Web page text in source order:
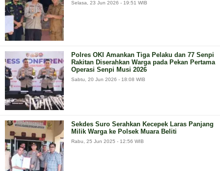
Selasa, 23 Jun 2026 - 19:51 WIB
Polres OKI Amankan Tiga Pelaku dan 77 Senpi
Rakitan Diserahkan Warga pada Pekan Pertama
Operasi Senpi Musi 2026
Sabtu, 20 Jun 2026 - 18:08 WIB
Sekdes Suro Serahkan Kecepek Laras Panjang
Milik Warga ke Polsek Muara Beliti
Rabu, 25 Jun 2025 - 12:56 WIB